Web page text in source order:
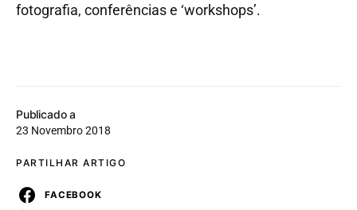
Publicado a
23 Novembro 2018
PARTILHAR ARTIGO
FACEBOOK
fotografia, conferências e ‘workshops’.